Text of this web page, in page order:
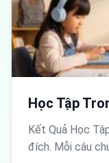
Học Tập
Kết Quả Học
đích. Mỗi câu